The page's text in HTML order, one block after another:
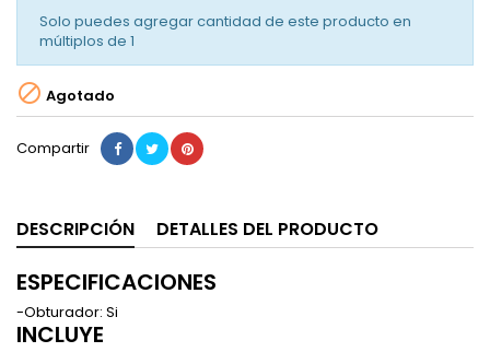
Solo puedes agregar cantidad de este producto en
múltiplos de 1
 Agotado
Compartir
DESCRIPCIÓN DETALLES DEL PRODUCTO
ESPECIFICACIONES
-Obturador: Si
INCLUYE